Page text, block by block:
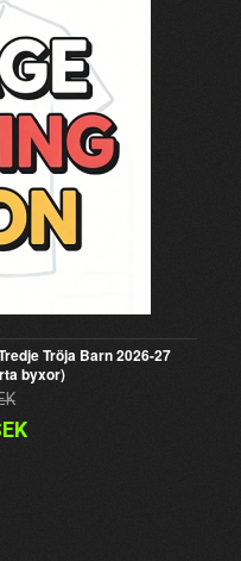
Tröja Barn 2026-27
byxor)